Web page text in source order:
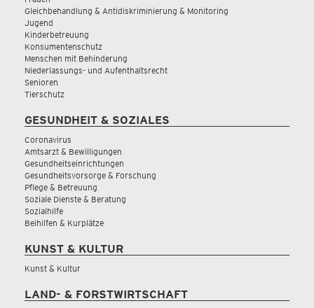
Gleichbehandlung & Antidiskriminierung & Monitoring
Jugend
Kinderbetreuung
Konsumentenschutz
Menschen mit Behinderung
Niederlassungs- und Aufenthaltsrecht
Senioren
Tierschutz
GESUNDHEIT & SOZIALES
Coronavirus
Amtsarzt & Bewilligungen
Gesundheitseinrichtungen
Gesundheitsvorsorge & Forschung
Pflege & Betreuung
Soziale Dienste & Beratung
Sozialhilfe
Beihilfen & Kurplätze
KUNST & KULTUR
Kunst & Kultur
LAND- & FORSTWIRTSCHAFT